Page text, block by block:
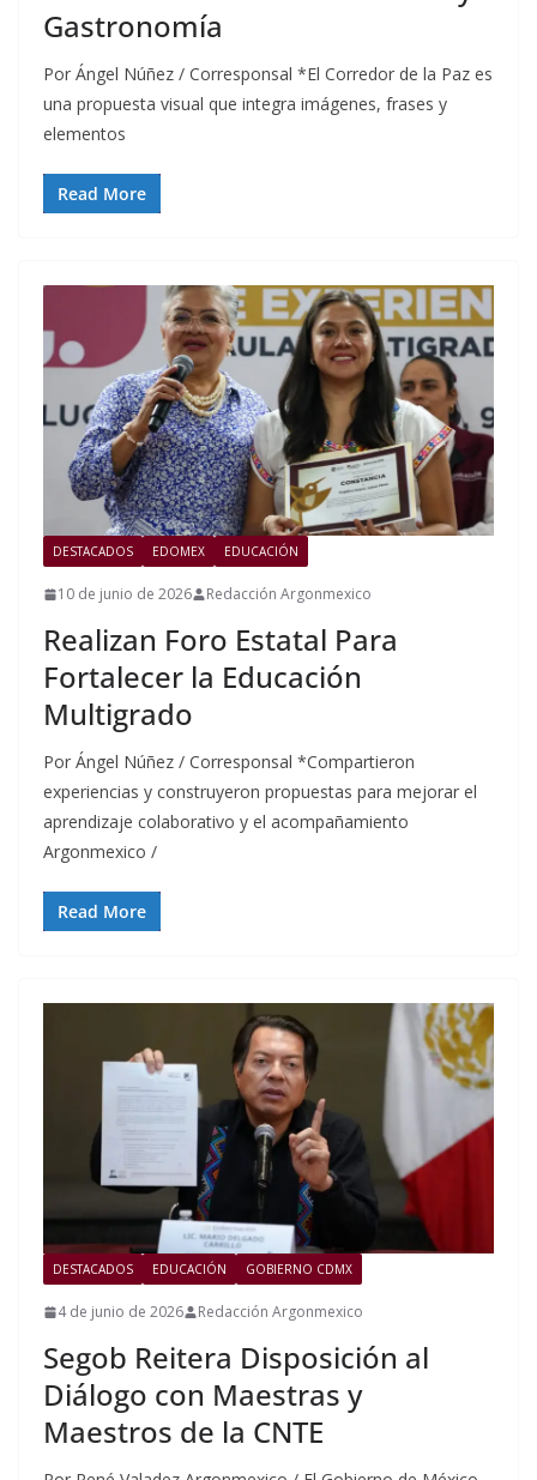
Gastronomía
Por Ángel Núñez / Corresponsal *El Corredor de la Paz es
una propuesta visual que integra imágenes, frases y
elementos
Read More
DESTACADOS EDOMEX EDUCACIÓN
10 de junio de 2026 Redacción Argonmexico
Realizan Foro Estatal Para
Fortalecer la Educación
Multigrado
Por Ángel Núñez / Corresponsal *Compartieron
experiencias y construyeron propuestas para mejorar el
aprendizaje colaborativo y el acompañamiento
Argonmexico /
Read More
DESTACADOS EDUCACIÓN GOBIERNO CDMX
4 de junio de 2026 Redacción Argonmexico
Segob Reitera Disposición al
Diálogo con Maestras y
Maestros de la CNTE